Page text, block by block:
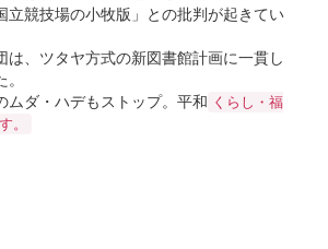
立競技場の小牧版」との批判が起きてい
、ツタヤ方式の新図書館計画に一貫し
ダ・ハデもストップ。平和 くらし・福
。